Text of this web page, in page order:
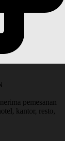
pemesanan
kantor, resto,